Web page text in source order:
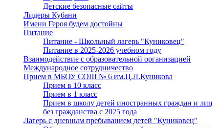
Детские безопасные сайты
Лидеры Кубани
Имени Героя будем достойны
Питание
Питание - Школьный лагерь "Куниковец"
Питание в 2025-2026 учебном году
Взаимодействие с образовательной организацией
Международное сотрудничество
Прием в МБОУ СОШ № 6 им.Ц.Л.Куникова
Прием в 10 класс
Прием в 1 класс
Прием в школу детей иностранных граждан и лиц
без гражданства с 2025 года
Лагерь с дневным пребыванием детей "Куниковец"